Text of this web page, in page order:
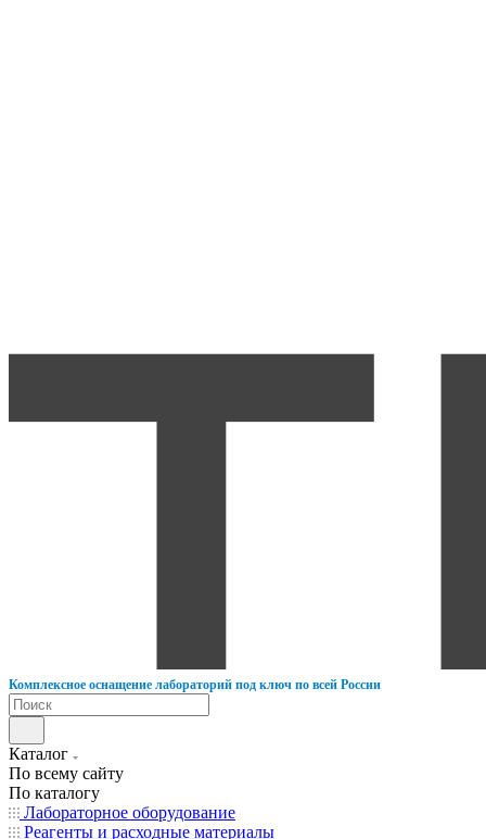
Комплексное оснащение лабораторий под ключ по всей России
Каталог
По всему сайту
По каталогу
Лабораторное оборудование
Реагенты и расходные материалы